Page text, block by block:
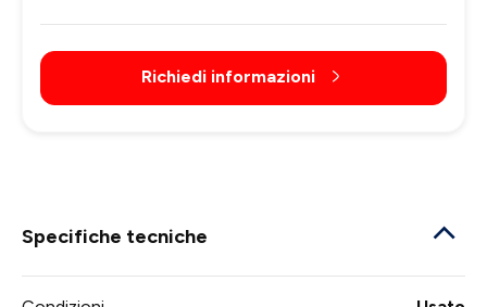
Richiedi informazioni
Specifiche tecniche